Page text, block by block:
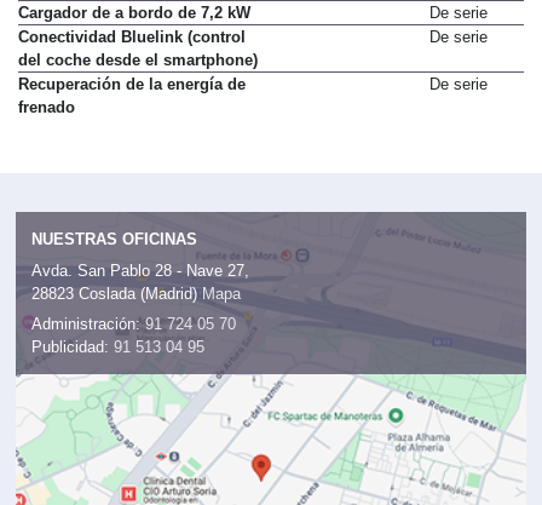
Cargador de a bordo de 7,2 kW
De serie
Conectividad Bluelink (control
del coche desde el smartphone)
De serie
Recuperación de la energía de
frenado
De serie
NUESTRAS OFICINAS
Avda. San Pablo 28 - Nave 27,
28823 Coslada (Madrid) Mapa
Administración: 91 724 05 70
Publicidad: 91 513 04 95